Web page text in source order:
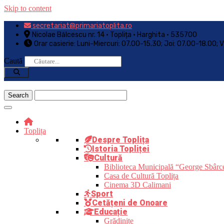
Skip to content
secretariat@primariatoplita.ro
Nicolae Bălcescu nr. 14 • Toplița • Harghita • 535700
Orar casierie: Luni-Miercuri: 07.00-15.30; Joi: 07.00-18.00;
Caută
Toplița
Despre Toplița
Istoria Topliței
Cultură
Biblioteca Municipală “George
Casa de Cultură Toplița
Cinema 3D Calimani
Sport
Cetățeni de Onoare
Educație
Grădinițe